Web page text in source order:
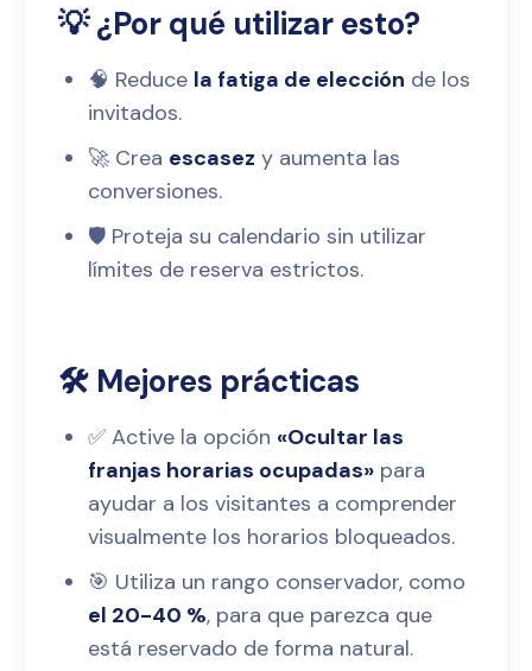
💡 ¿Por qué utilizar esto?
🧠 Reduce la fatiga de elección de los
invitados.
🚀 Crea escasez y aumenta las
conversiones.
🛡️ Proteja su calendario sin utilizar
límites de reserva estrictos.
🛠️ Mejores prácticas
✅ Active la opción «Ocultar las
franjas horarias ocupadas» para
ayudar a los visitantes a comprender
visualmente los horarios bloqueados.
🎯 Utiliza un rango conservador, como
el 20-40 %, para que parezca que
está reservado de forma natural.